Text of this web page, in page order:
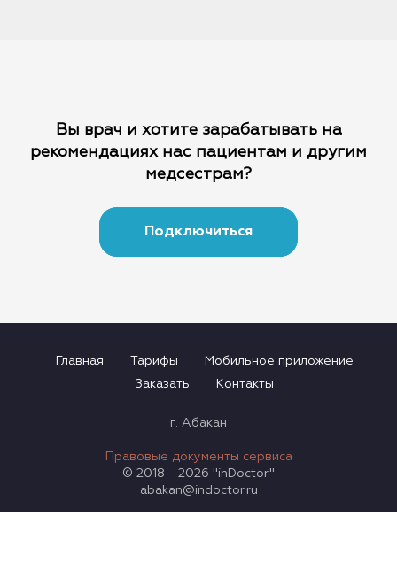
Вы врач и хотите зарабатывать на
рекомендациях нас пациентам и другим
медсестрам?
Подключиться
Главная Тарифы
Мобильное приложение
Заказать
Контакты
г. Абакан
Правовые документы сервиса
© 2018 - 2026 "inDoctor"
abakan@indoctor.ru